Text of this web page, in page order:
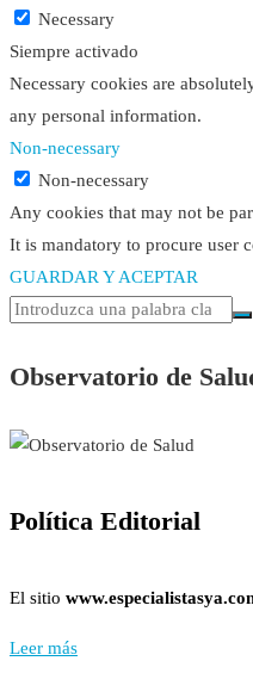
Necessary
Siempre activado
Necessary cookies are
any personal information.
Non-necessary
Non-necessary
Any cookies that may not be
It is mandatory to procure user
GUARDAR Y ACEPTAR
Observatorio de
Política Editorial
El sitio
Leer más